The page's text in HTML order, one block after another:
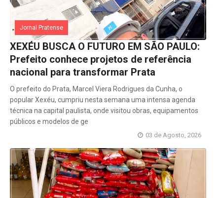
Jornal Pratense
XEXÉU BUSCA O FUTURO EM SÃO PAULO:
Prefeito conhece projetos de referência
nacional para transformar Prata
O prefeito do Prata, Marcel Viera Rodrigues da Cunha, o
popular Xexéu, cumpriu nesta semana uma intensa agenda
técnica na capital paulista, onde visitou obras, equipamentos
públicos e modelos de ge
03 de Agosto, 2026